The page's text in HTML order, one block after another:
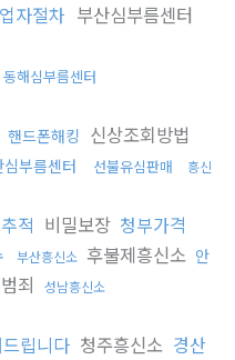
자절차 부산심부름센터
동해심부름센터
핸드폰해킹 신상조회방법
심부름센터 선불유심판매
흥신
적 비밀보장 청부가격
부산흥신소 후불제흥신소 안
죄
성남흥신소
립니다 청주흥신소 경산